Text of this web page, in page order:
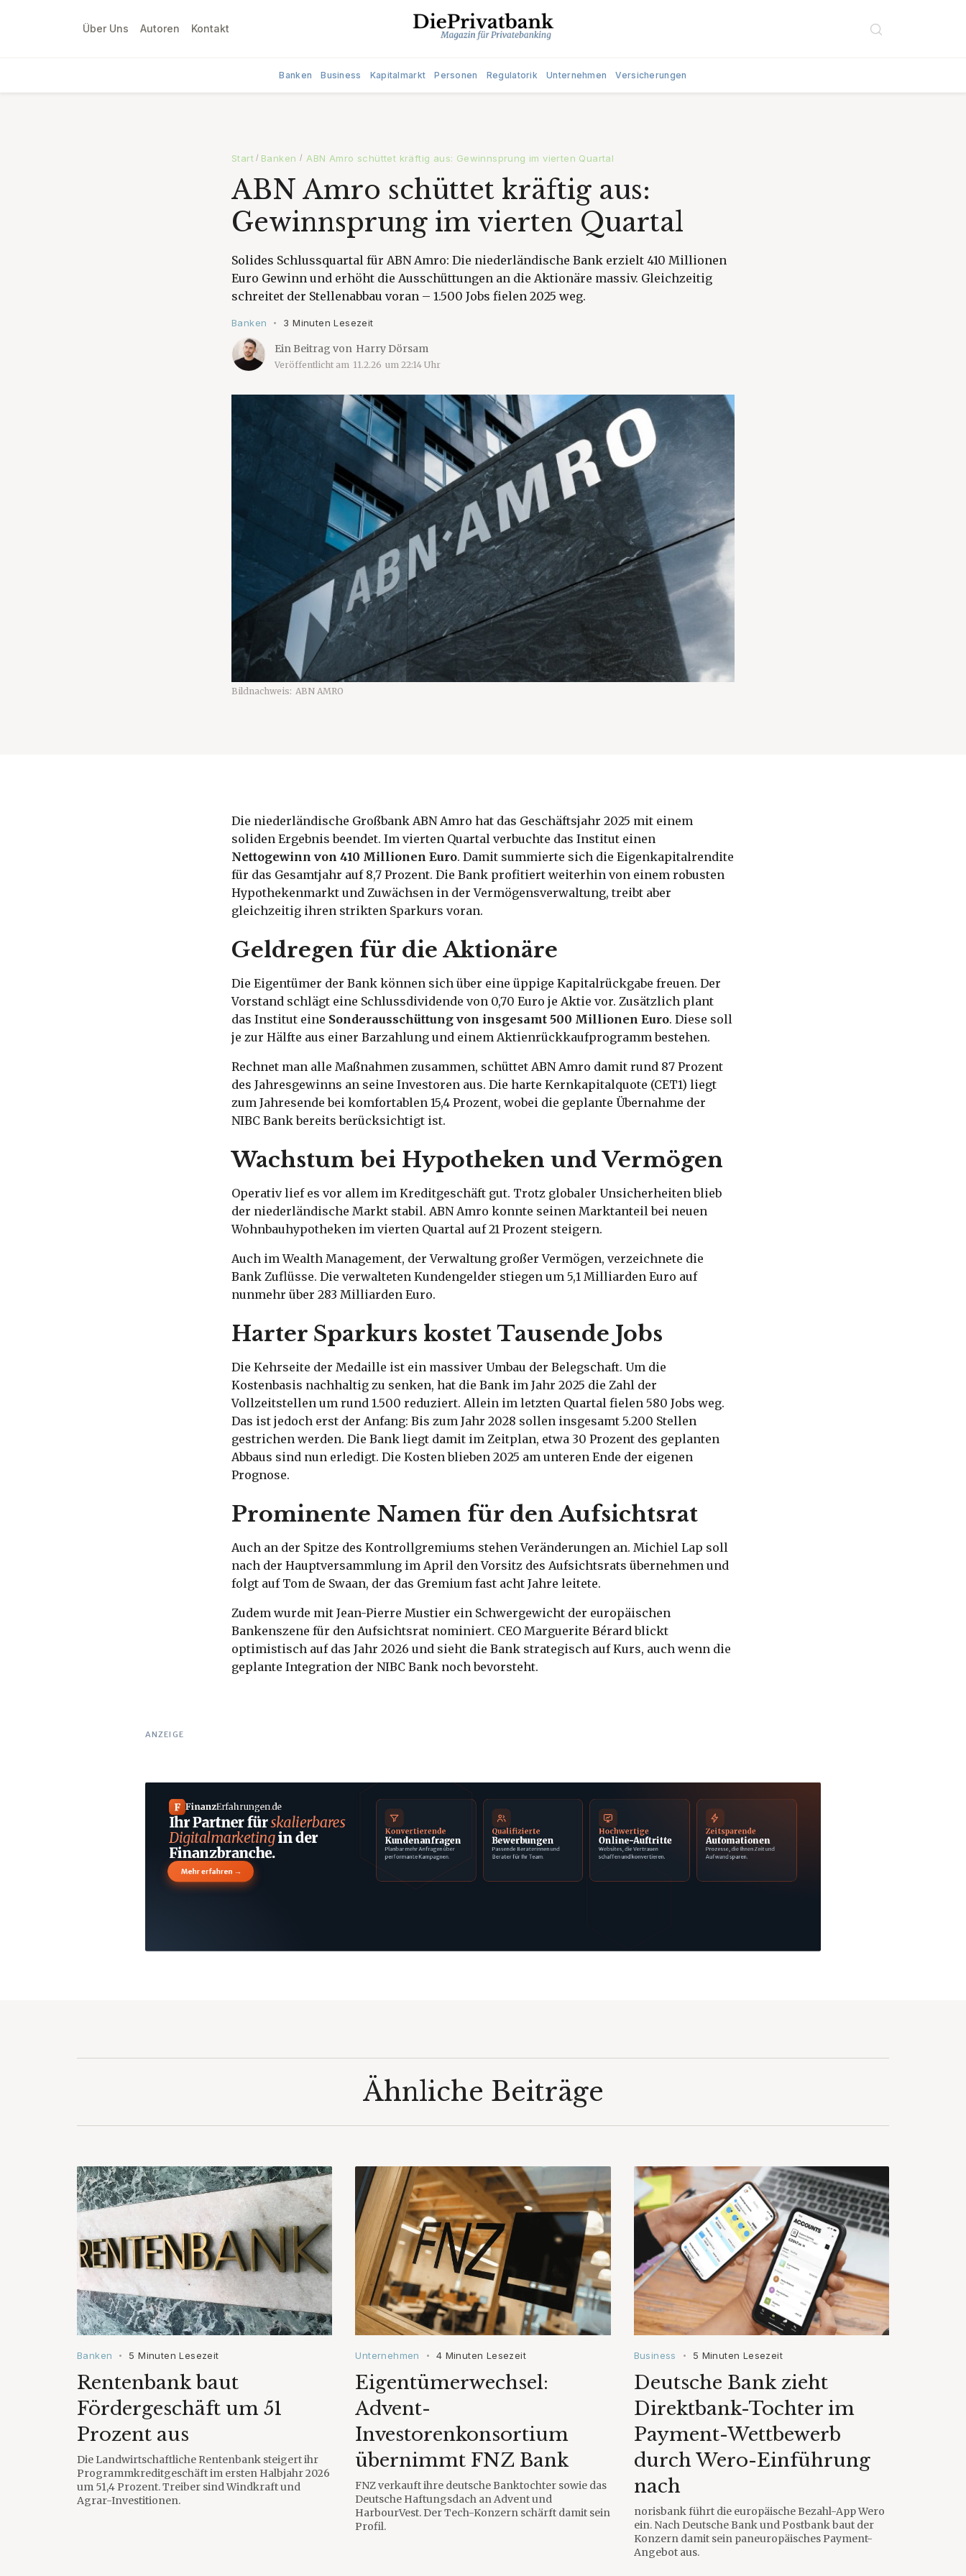
Über Uns Autoren Kontakt
Banken Business Kapitalmarkt Personen Regulatorik Unternehmen Versicherungen
Start / Banken / ABN Amro schüttet kräftig aus: Gewinnsprung im vierten Quartal
ABN Amro schüttet kräftig aus:
Gewinnsprung im vierten Quartal
Solides Schlussquartal für ABN Amro: Die niederländische Bank erzielt 410 Millionen
Euro Gewinn und erhöht die Ausschüttungen an die Aktionäre massiv. Gleichzeitig
schreitet der Stellenabbau voran – 1.500 Jobs fielen 2025 weg.
Banken • 3 Minuten Lesezeit
Ein Beitrag von Harry Dörsam
Veröffentlicht am 11.2.26 um 22:14 Uhr
Bildnachweis: ABN AMRO
Die niederländische Großbank ABN Amro hat das Geschäftsjahr 2025 mit einem
soliden Ergebnis beendet. Im vierten Quartal verbuchte das Institut einen
Nettogewinn von 410 Millionen Euro. Damit summierte sich die Eigenkapitalrendite
für das Gesamtjahr auf 8,7 Prozent. Die Bank profitiert weiterhin von einem robusten
Hypothekenmarkt und Zuwächsen in der Vermögensverwaltung, treibt aber
gleichzeitig ihren strikten Sparkurs voran.
Geldregen für die Aktionäre
Die Eigentümer der Bank können sich über eine üppige Kapitalrückgabe freuen. Der
Vorstand schlägt eine Schlussdividende von 0,70 Euro je Aktie vor. Zusätzlich plant
das Institut eine Sonderausschüttung von insgesamt 500 Millionen Euro. Diese soll
je zur Hälfte aus einer Barzahlung und einem Aktienrückkaufprogramm bestehen.
Rechnet man alle Maßnahmen zusammen, schüttet ABN Amro damit rund 87 Prozent
des Jahresgewinns an seine Investoren aus. Die harte Kernkapitalquote (CET1) liegt
zum Jahresende bei komfortablen 15,4 Prozent, wobei die geplante Übernahme der
NIBC Bank bereits berücksichtigt ist.
Wachstum bei Hypotheken und Vermögen
Operativ lief es vor allem im Kreditgeschäft gut. Trotz globaler Unsicherheiten blieb
der niederländische Markt stabil. ABN Amro konnte seinen Marktanteil bei neuen
Wohnbauhypotheken im vierten Quartal auf 21 Prozent steigern.
Auch im Wealth Management, der Verwaltung großer Vermögen, verzeichnete die
Bank Zuflüsse. Die verwalteten Kundengelder stiegen um 5,1 Milliarden Euro auf
nunmehr über 283 Milliarden Euro.
Harter Sparkurs kostet Tausende Jobs
Die Kehrseite der Medaille ist ein massiver Umbau der Belegschaft. Um die
Kostenbasis nachhaltig zu senken, hat die Bank im Jahr 2025 die Zahl der
Vollzeitstellen um rund 1.500 reduziert. Allein im letzten Quartal fielen 580 Jobs weg.
Das ist jedoch erst der Anfang: Bis zum Jahr 2028 sollen insgesamt 5.200 Stellen
gestrichen werden. Die Bank liegt damit im Zeitplan, etwa 30 Prozent des geplanten
Abbaus sind nun erledigt. Die Kosten blieben 2025 am unteren Ende der eigenen
Prognose.
Prominente Namen für den Aufsichtsrat
Auch an der Spitze des Kontrollgremiums stehen Veränderungen an. Michiel Lap soll
nach der Hauptversammlung im April den Vorsitz des Aufsichtsrats übernehmen und
folgt auf Tom de Swaan, der das Gremium fast acht Jahre leitete.
Zudem wurde mit Jean-Pierre Mustier ein Schwergewicht der europäischen
Bankenszene für den Aufsichtsrat nominiert. CEO Marguerite Bérard blickt
optimistisch auf das Jahr 2026 und sieht die Bank strategisch auf Kurs, auch wenn die
geplante Integration der NIBC Bank noch bevorsteht.
ANZEIGE
F FinanzErfahrungen.de
Ihr Partner fürskalierbares
Digitalmarketingin der
Finanzbranche.
Mehr erfahren→
Konvertierende
Kundenanfragen
Planbar mehr Anfragen über
performante Kampagnen.
Qualifizierte
Bewerbungen
Passende Beraterinnen und
Berater für Ihr Team.
Hochwertige
Online-Auftritte
Websites, die Vertrauen
schaffen und konvertieren.
Zeitsparende
Automationen
Prozesse, die Ihnen Zeit und
Aufwand sparen.
Ähnliche Beiträge
Banken • 5 Minuten Lesezeit
Rentenbank baut
Fördergeschäft um 51
Prozent aus
Die Landwirtschaftliche Rentenbank steigert ihr
Programmkreditgeschäft im ersten Halbjahr 2026
um 51,4 Prozent. Treiber sind Windkraft und
Agrar-Investitionen.
Unternehmen • 4 Minuten Lesezeit
Eigentümerwechsel:
Advent-
Investorenkonsortium
übernimmt FNZ Bank
FNZ verkauft ihre deutsche Banktochter sowie das
Deutsche Haftungsdach an Advent und
HarbourVest. Der Tech-Konzern schärft damit sein
Profil.
Business • 5 Minuten Lesezeit
Deutsche Bank zieht
Direktbank-Tochter im
Payment-Wettbewerb
durch Wero-Einführung
nach
norisbank führt die europäische Bezahl-App Wero
ein. Nach Deutsche Bank und Postbank baut der
Konzern damit sein paneuropäisches Payment-
Angebot aus.